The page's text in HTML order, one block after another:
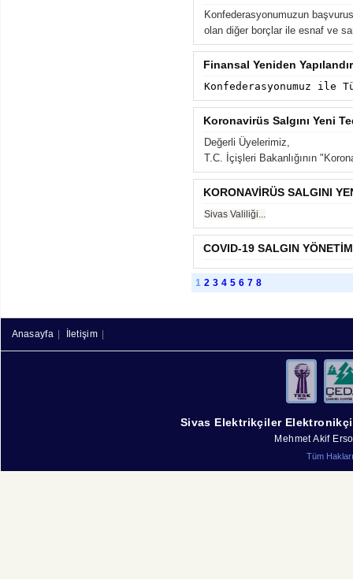
Konfederasyonumuzun
olan diğer borçlar ile esnaf ve
Finansal Yeniden
Konfederasyonumuz
Koronavirüs Salgını Yeni
Değerli Üyelerimiz,
T.C. İçişleri Bakanlığının
KORONAVİRÜS SALGINI
Sivas Valiliği...
COVID-19 SALGIN
1 2 3 4 5 6 7 8
Anasayfa İletişim
Sivas Elektrikçiler
Mehmet Akif
Tüm